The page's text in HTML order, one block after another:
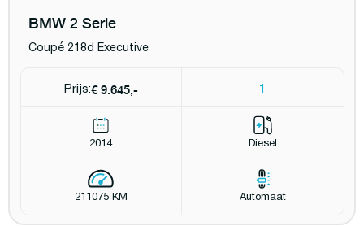
BMW 2 Serie
Coupé 218d Executive
Prijs:€ 9.645,- 1
2014 Diesel
211075 KM Automaat